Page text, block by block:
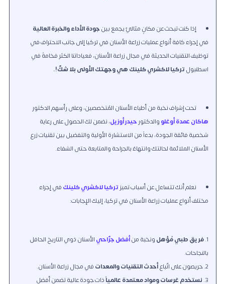
إذا كنت تبحث عن مكانٍ مثاليّ يجمع بينجودة الأداء والخبرة العالية
في إجراء كافة أنواع عمليات زراعة الأسنان في تركيا إلى جانب الاحتراف في
توظيف التقنيات الحديثة في مجال زراعة الأسنان، فعياداتنا الكثر فخامةً في
اسطنبولتركيا لاكشري كلينك هي وجهتك الأولى بلا شكّ!.
تحت إشراف نخبة من أطباء الأسنان المُتخصصين، وعلى رأسهم الدكتور
هاكان عمدة أوغلووالدكتور حيدر أوزيل، نضمن لك الحصول على رعاية
شخصية فائقة الجودة، بدءاً من الاستشارة الأولية والتفضيل بين تقنيات زرع
الأسنان الملائمة لحالتك وانتهاءً بالجراحة والمتابعة حتى الشفاء.
نعلم أنك تتساءل عن أسباب تميز تركيا لاكشري كلينكفي إجراء
مختلف أنواع عمليات زراعة الأسنان في تركيا، إليك الإجابات:
فريق طبي مُؤهلونخبة منأفضل جرّاحيالأسنان ذوي التاريخ الحافل
بالنجاحات.
حريصون على اتّباعأحدث التقنيات والمعداتفي مجال زراعة الأسنان.
نستخدمغرسات ومواد معتمدة عالمياًذات جودة عالية تضمن أفضل